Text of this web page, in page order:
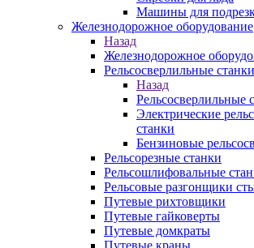
Машины для
Железнодорожное оборудование
Назад
Железнодорожное
Рельсосверлильные станки
Назад
Рельсосверлильные
Электрические
станки
Бензиновые
Рельсорезные станки
Рельсошлифовальные
Рельсовые разгонщики
Путевые рихтовщики
Путевые гайковерты
Путевые домкраты
Путевые краны